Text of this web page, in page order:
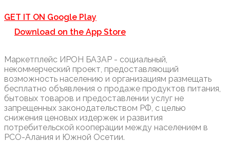
GET IT ON Google Play
Download on the App Store
Маркетплейс ИРОН БАЗАР - социальный,
некоммерческий проект, предоставляющий
возможность населению и организациям размещать
бесплатно объявления о продаже продуктов питания,
бытовых товаров и предоставлении услуг не
запрещенных законодательством РФ, с целью
снижения ценовых издержек и развития
потребительской кооперации между населением в
РСО-Алания и Южной Осетии.